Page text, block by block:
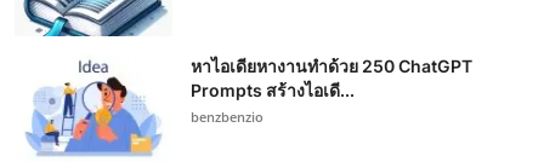
หาไอเดียหางานทำด้วย 250 ChatGPT
Prompts สร้างไอเดี...
benzbenzio